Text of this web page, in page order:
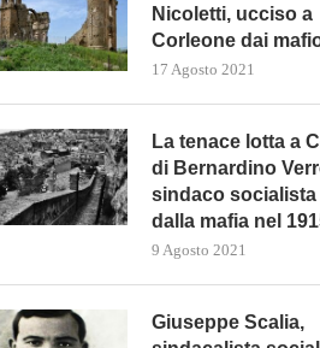
Nicoletti, ucciso a
Corleone dai
17 Agosto 2021
La tenace lotta a
di Bernardino
sindaco
dalla mafia nel
9 Agosto 2021
Giuseppe Scalia,